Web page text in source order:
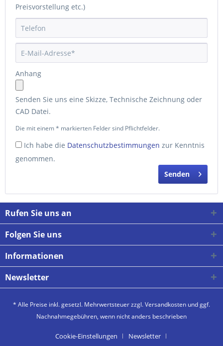
Preisvorstellung etc.)
Anhang
Senden Sie uns eine Skizze, Technische Zeichnung oder
CAD Datei.
Die mit einem * markierten Felder sind Pflichtfelder.
Ich habe die Datenschutzbestimmungen zur Kenntnis
genommen.
Senden
Rufen Sie uns an
Folgen Sie uns
Informationen
Newsletter
* Alle Preise inkl. gesetzl. Mehrwertsteuer zzgl.Versandkosten und ggf.
Nachnahmegebühren, wenn nicht anders beschrieben
Cookie-Einstellungen Newsletter